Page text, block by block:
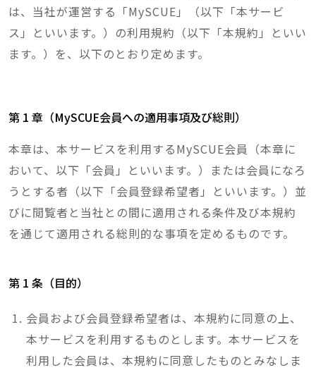
は、当社が運営する「MySCUE」（以下「本サービ
ス」といいます。）の利用規約（以下「本規約」といい
ます。）を、以下のとおり定めます。
第 1 章（MySCUE会員への適用事項及び総則）
本章は、本サービスを利用するMySCUE会員（本章に
おいて、以下「会員」といいます。）または会員になろ
うとする者（以下「会員登録希望者」といいます。）並
びに閲覧者と当社との間に適用される条件及び本規約
を通じて適用される総則的な事項を定めるものです。
第 1 条（目的）
会員および会員登録希望者は、本規約に同意の上、
本サービスを利用するものとします。本サービスを
利用した会員は、本規約に同意したものとみなしま